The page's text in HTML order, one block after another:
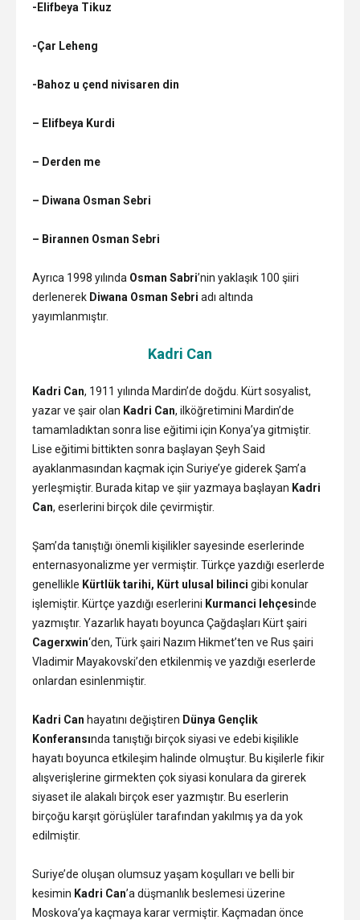
-Elifbeya Tikuz
-Çar Leheng
-Bahoz u çend nivisaren din
– Elifbeya Kurdi
– Derden me
– Diwana Osman Sebri
– Birannen Osman Sebri
Ayrıca 1998 yılında Osman Sabri’nin yaklaşık 100 şiiri
derlenerek Diwana Osman Sebri adı altında
yayımlanmıştır.
Kadri Can
Kadri Can, 1911 yılında Mardin’de doğdu. Kürt sosyalist,
yazar ve şair olan Kadri Can, ilköğretimini Mardin’de
tamamladıktan sonra lise eğitimi için Konya’ya gitmiştir.
Lise eğitimi bittikten sonra başlayan Şeyh Said
ayaklanmasından kaçmak için Suriye’ye giderek Şam’a
yerleşmiştir. Burada kitap ve şiir yazmaya başlayan Kadri
Can, eserlerini birçok dile çevirmiştir.
Şam’da tanıştığı önemli kişilikler sayesinde eserlerinde
enternasyonalizme yer vermiştir. Türkçe yazdığı eserlerde
genellikle Kürtlük tarihi, Kürt ulusal bilinci gibi konular
işlemiştir. Kürtçe yazdığı eserlerini Kurmanci lehçesinde
yazmıştır. Yazarlık hayatı boyunca Çağdaşları Kürt şairi
Cagerxwin‘den, Türk şairi Nazım Hikmet’ten ve Rus şairi
Vladimir Mayakovski’den etkilenmiş ve yazdığı eserlerde
onlardan esinlenmiştir.
Kadri Can hayatını değiştiren Dünya Gençlik
Konferansında tanıştığı birçok siyasi ve edebi kişilikle
hayatı boyunca etkileşim halinde olmuştur. Bu kişilerle fikir
alışverişlerine girmekten çok siyasi konulara da girerek
siyaset ile alakalı birçok eser yazmıştır. Bu eserlerin
birçoğu karşıt görüşlüler tarafından yakılmış ya da yok
edilmiştir.
Suriye’de oluşan olumsuz yaşam koşulları ve belli bir
kesimin Kadri Can’a düşmanlık beslemesi üzerine
Moskova’ya kaçmaya karar vermiştir. Kaçmadan önce